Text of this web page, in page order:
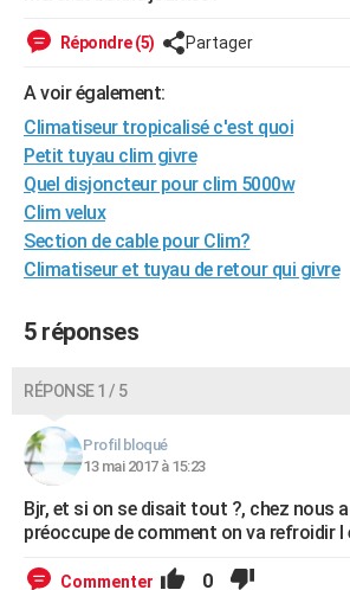
Bricolage
Répondre (5) Partager
A voir également:
Climatiseur tropicalisé c'est quoi
Petit tuyau clim givre
Quel disjoncteur pour clim 5000w
Clim velux
Section de cable pour Clim?
Climatiseur et tuyau de retour qui givre
5 réponses
RÉPONSE 1 / 5
Profil bloqué
13 mai 2017 à 15:23
Bjr, et si on se disait tout ?, chez nous a
préoccupe de comment on va refroidir l
Commenter 0